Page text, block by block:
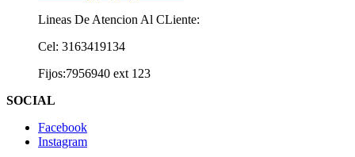
Lineas De Atencion Al CLiente:
Cel: 3163419134
Fijos:7956940 ext 123
SOCIAL
Facebook
Instagram